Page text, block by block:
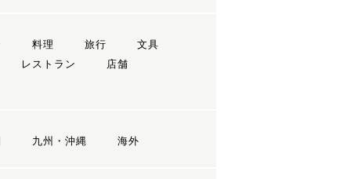
料理 旅行
文具
レストラン
店舗
九州・沖縄 海外